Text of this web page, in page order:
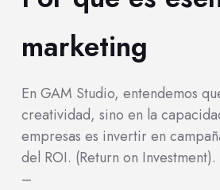
marketing
En GAM Studio, entendemos
creatividad, sino en la
empresas es invertir en
del ROI. (Return on Investment).
–